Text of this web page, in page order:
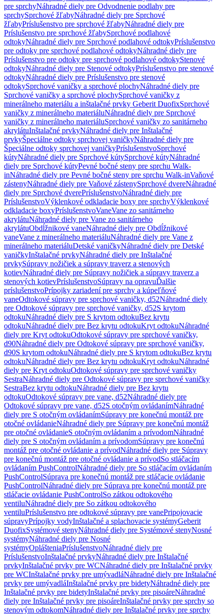
pre sprchyNáhradné diely pre Odvodnenie podlahy pre
sprchySprchové žľabyNáhradné diely pre Sprchové
žľabyPríslušenstvo pre sprchové žľabyNáhradné diely pre
Príslušenstvo pre sprchové žľabySprchové podlahové
odtokyNáhradné diely pre Sprchové podlahové odtokyPríslušenstvo
pre odtoky pre sprchové podlahové odtokyNáhradné diely pre
Príslušenstvo pre odtoky pre sprchové podlahové odtokyStenové
odtokyNáhradné diely pre Stenové odtokyPríslušenstvo pre stenové
odtokyNáhradné diely pre Príslušenstvo pre stenové
odtokySprchové vaničky a sprchové plochyNáhradné diely pre
Sprchové vaničky a sprchové plochySprchové vaničky z
minerálneho materiálu a inštalačné prvky Geberit DuofixSprchové
vaničky z minerálneho materiáluNáhradné diely pre Sprchové
vaničky z minerálneho materiáluSprchové vaničky zo sanitárneho
akrylátuInštalačné prvkyNáhradné diely pre Inštalačné
prvkyŠpeciálne odtoky sprchovej vaničkyNáhradné diely pre
Špeciálne odtoky sprchovej vaničkyPríslušenstvoSprchové
kútyNáhradné diely pre Sprchové kútySprchové kútyNáhradné
diely pre Sprchové kútyPevné bočné steny pre sprchu Walk-
inNáhradné diely pre Pevné bočné steny pre sprchu Walk-inVaňové
zástenyNáhradné diely pre Vaňové zástenySprchové dvereNáhradné
diely pre Sprchové dverePríslušenstvoNáhradné diely pre
PríslušenstvoVýklenkové odkladacie boxy pre sprchyVýklenkové
odkladacie boxyPríslušenstvoVaneVane zo sanitárneho
akrylátuNáhradné diely pre Vane zo sanitárneho
akrylátuObdĺžnikové vaneNáhradné diely pre Obdĺžnikové
vaneVane z minerálneho materiáluNáhradné diely pre Vane z
minerálneho materiáluDetské vaničkyNáhradné diely pre Detské
vaničkyInštalačné prvkyNáhradné diely pre Inštalačné
prvkySúpravy nožičiek a súpravy traverz a stenových
kotievNáhradné diely pre Súpravy nožičiek a súpravy traverz a
stenových kotievPríslušenstvoSúpravy na opravuĎalšie
príslušenstvoPrípojky zariadení pre sprchy a kúpeľňové
vaneOdtokové súpravy pre sprchové vaničky, d52Náhradné diely
pre Odtokové súpravy pre sprchové vaničky, d52S krytom
odtokuNáhradné diely pre S krytom odtokuBez krytu
odtokuNáhradné diely pre Bez krytu odtokuKryt odtokuNáhradné
diely pre Kryt odtokuOdtokové súpravy pre sprchové vaničky,
d90Náhradné diely pre Odtokové súpravy pre sprchové vaničky,
d90S krytom odtokuNáhradné diely pre S krytom odtokuBez krytu
odtokuNáhradné diely pre Bez krytu odtokuKryt odtokuNáhradné
diely pre Kryt odtokuOdtokové súpravy pre sprchové vaničky
SestraNáhradné diely pre Odtokové súpravy pre sprchové vaničky
SestraBez krytu odtokuNáhradné diely pre Bez krytu
odtokuOdtokové súpravy pre vane, d52Náhradné diely pre
Odtokové súpravy pre vane, d52S otočným ovládanímNáhradné
diely pre S otočným ovládanímSúpravy pre konečnú montáž pre
otočné ovládanieNáhradné diely pre Súpravy pre konečnú montáž
pre otočné ovládanieS otočným ovládaním a prívodomNáhradné
diely pre S otočným ovládaním a prívodomSúpravy pre konečnú
montáž pre otočné ovládanie a prívodNáhradné diely pre Súpravy
pre konečnú montáž pre otočné ovládanie a prívodSo stláčacím
ovládaním PushControlNáhradné diely pre So stláčacím ovládaním
PushControlSúprava pre konečnú montáž pre stláčacie ovládanie
PushControlNáhradné diely pre Súprava pre konečnú montáž pre
stláčacie ovládanie PushControlSo zátkou odtokového
ventiluNáhradné diely pre So zátkou odtokového
ventiluPríslušenstvo pre odtokové súpravy pre vanePripojovacie
súpravyPrípojky vodyInštalačné a splachovacie systémyGeberit
DuofixSystémové stenyNáhradné diely pre Systémové stenyNosné
systémyNáhradné diely pre Nosné
systémyOplášteniaPríslušenstvoNáhradné diely pre
PríslušenstvoInštalačné prvkyNáhradné diely pre Inštalačné
prvkyInštalačné prvky pre WCNáhradné diely pre Inštalačné prvky
pre WCInštalačné prvky pre umývadláNáhradné diely pre Inštalačné
prvky pre umývadláInštalačné prvky pre bidetyNáhradné diely pre
Inštalačné prvky pre bidetyInštalačné prvky pre pisoáreNáhradné
diely pre Inštalačné prvky pre pisoáreInštalačné prvky pre sprchy so
stenovým odtokomNáhradné diely pre Inštalačné prvky pre sprchy